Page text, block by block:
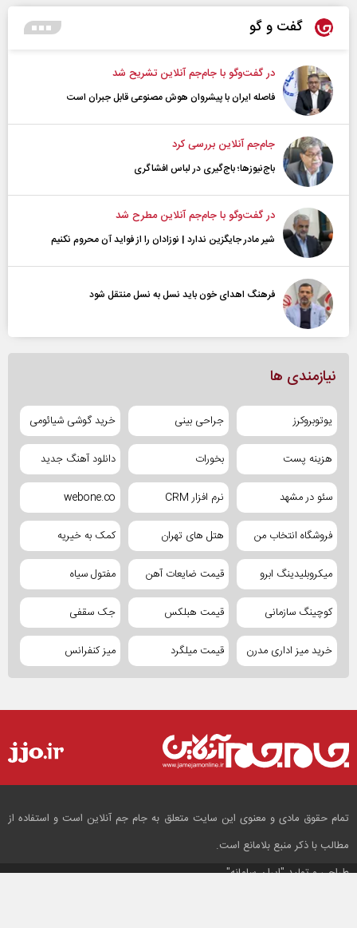
گفت و گو
در گفت‌و‌گو با جام‌جم آنلاین تشریح شد
فاصله ایران با پیشرو‌ان هوش مصنوعی قابل جبران است
جام‌جم آنلاین بررسی کرد
باج‌نیوزها؛ باج‌گیری در لباس افشاگری
در گفت‌و‌گو با جام‌جم آنلاین مطرح شد
شیر مادر جایگزین ندارد | نوزادان را از فواید آن محروم نکنیم
فرهنگ اهدای خون باید نسل به نسل منتقل شود
نیازمندی ها
یوتوبروکرز جراحی بینی خرید گوشی شیائومی
هزینه پست بخورات دانلود آهنگ جدید
سئو در مشهد نرم افزار CRM webone.co
فروشگاه انتخاب من هتل های تهران کمک به خیریه
میکروبلیدینگ ابرو قیمت ضایعات آهن مفتول سیاه
کوچینگ سازمانی قیمت هبلکس جک سقفی
خرید میز اداری مدرن قیمت میلگرد میز کنفرانس
تمام حقوق مادی و معنوی این سایت متعلق به جام جم آنلاین است و استفاده از
مطالب با ذکر منبع بلامانع است.
طراحی و تولید"ایران سامانه"